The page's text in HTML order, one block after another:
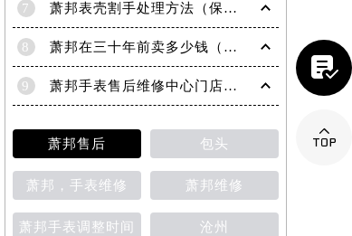
7 萧邦表壳割手处理方法（保养与修复技巧指南）
8 萧邦在三十年前卖多少钱（名表价格变迁的历史洞察）
9 萧邦手表售后维修中心门店地址
萧邦售后 包头
萧邦，手表维修 萧邦维修
萧邦手表调整时间 沧州

